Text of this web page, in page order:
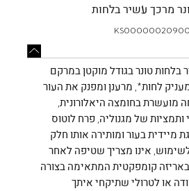
מרכך עשיר בלחות
בלחות טונר בגודל מוקטן במרקם
לחות*, מרענן ומפנק את העור
מועשרת בחומצה היאלורונית,
ותמציות של מגנוליה, פרח לוטוס
מיידית בעור ומותירה אותו חלק
אינו מצריך שטיפה לאחר
קומפקטית המתאימה בצורה
או לטרולי שתיקחי איתך